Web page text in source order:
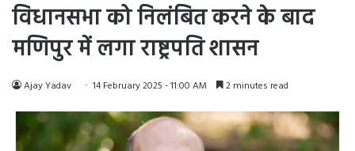
विधानसभा को निलंबित करने के बाद
मणिपुर में लगा राष्ट्रपति शासन
Ajay Yadav 14 February 2025 - 11:00 AM 2 minutes read